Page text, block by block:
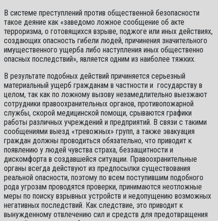
В системе преступлений против общественной безопасности
такое деяние как «заведомо ложное сообщение об акте
терроризма, о готовящихся взрыве, поджоге или иных действиях,
создающих опасность гибели людей, причинения значительного
имущественного ущерба либо наступления иных общественно
опасных последствий», является одним из наиболее тяжких.
В результате подобных действий причиняется серьезный
материальный ущерб гражданам в частности и государству в
целом, так как по ложному вызову незамедлительно выезжают
сотрудники правоохранительных органов, противопожарной
службы, скорой медицинской помощи, срываются графики
работы различных учреждений и предприятий. В связи с такими
сообщениями выезд «тревожных» групп, а также эвакуация
граждан должны проводиться обязательно, что приводит к
появлению у людей чувства страха, беззащитности и
дискомфорта в создавшейся ситуации. Правоохранительные
органы всегда действуют из предпосылки существования
реальной опасности, поэтому по всем поступившим подобного
рода угрозам проводятся проверки, принимаются неотложные
меры по поиску взрывных устройств и недопущению возможных
негативных последствий. Как следствие, это приводит к
вынужденному отвлечению сил и средств для предотвращения